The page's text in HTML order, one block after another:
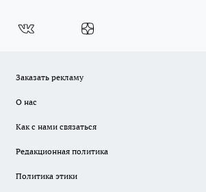
Заказать рекламу
О нас
Как с нами связаться
Редакционная политика
Политика этики